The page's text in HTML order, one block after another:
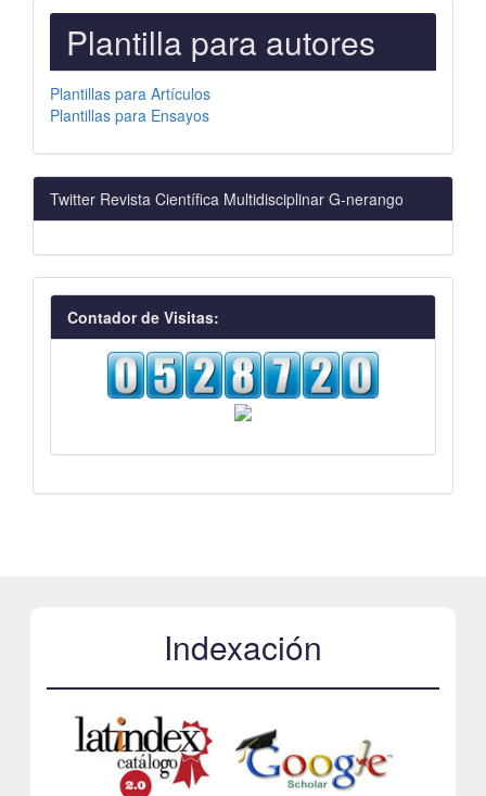
PLANTILLAS
PARA
AUTORES
Plantilla para autores
Plantillas para Artículos
Plantillas para Ensayos
Twitter Revista Científica Multidisciplinar G-nerango
visitas
Contador de Visitas:
Indexación